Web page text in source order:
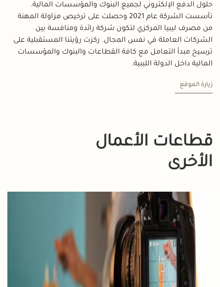
حلول الدفع الإلكتروني لجميع البنوك والمؤسسات المالية.
تأسست الشركة عام 2021 وحصلت على ترخيص مزاولة المهنة
من مصرف ليبيا المركزي لتكون شركة رائدة ومنافسة بين
الشركات العاملة في نفس المجال. ركزت رؤيتنا المستقبلية على
ترسيخ مبدأ التعامل مع كافة القطاعات والبنوك والمؤسسات
المالية داخل الدولة الليبية.
زيارة الموقع
قطاعات الأعمال
الأخرى